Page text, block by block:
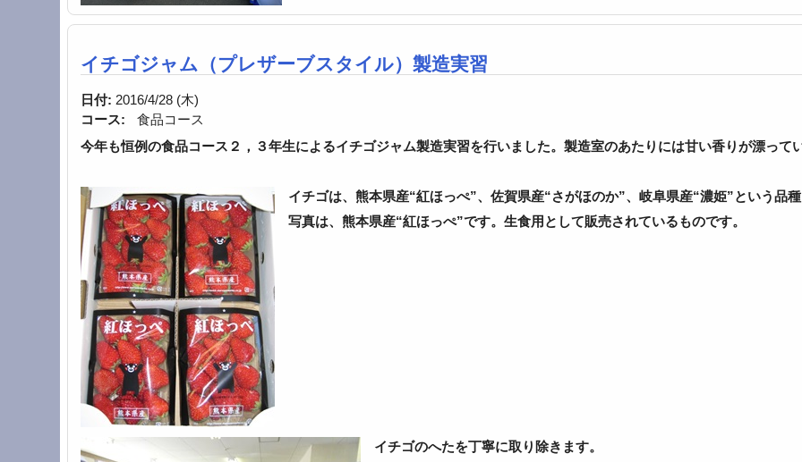
イチゴジャム（プレザーブスタイル）製造実習
日付: 2016/4/28 (木)
コース:
食品コース
今年も恒例の食品コース２，３年生によるイチゴジャム製造実習を行いました。製造室のあたりには甘い香りが漂って
イチゴは、熊本県産“紅ほっぺ”、佐賀県産“さがほのか”、岐阜県産“濃姫”という品
写真は、熊本県産“紅ほっぺ”です。生食用として販売されているものです。
イチゴのへたを丁寧に取り除きます。